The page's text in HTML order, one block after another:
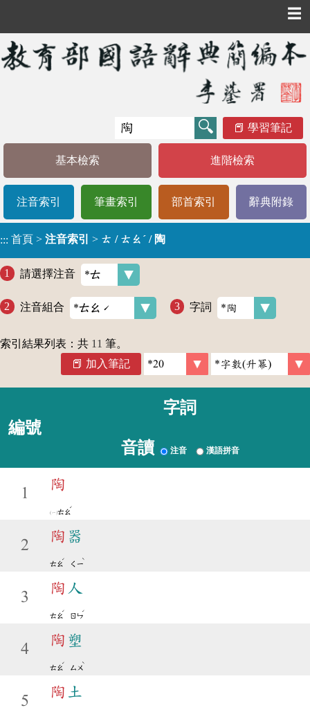
☰
學習筆記
基本檢索 進階檢索
注音索引 筆畫索引 部首索引 辭典附錄
::: 首頁 > 注音索引 > ㄊ / ㄊㄠˊ / 陶
請選擇注音
注音組合 字詞
索引結果列表：共 11 筆。
加入筆記
編號
字詞
音讀 注音 漢語拼音
1
陶
ㄊㄠ
ˊ
2
陶 器
ㄊㄠ
ˊ
ㄑㄧ
ˋ
3
陶 人
ㄊㄠ
ˊ
ㄖㄣ
ˊ
4
陶 塑
ㄊㄠ
ˊ
ㄙㄨ
ˋ
5
陶 土